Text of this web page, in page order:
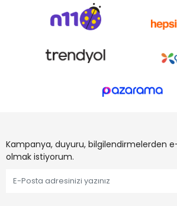
Kampanya, duyuru, bilgilendirmelerden
olmak istiyorum.